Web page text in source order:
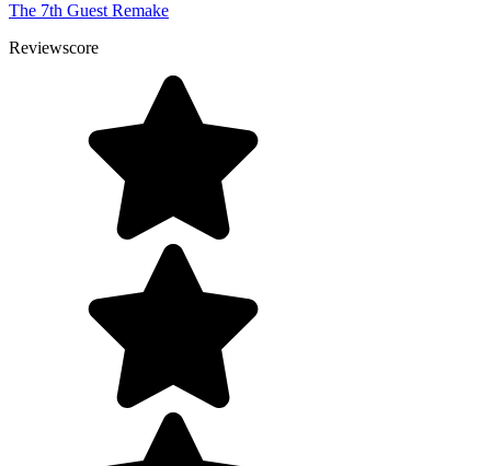
The 7th Guest Remake
Reviewscore